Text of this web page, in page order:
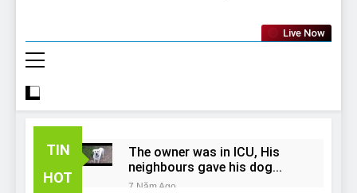
Live Now
TIN
HOT
The owner was in ICU, His
neighbours gave his dog
away!
7 Năm Ago